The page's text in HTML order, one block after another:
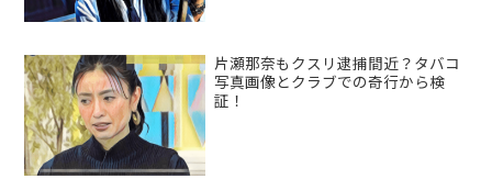
片瀬那奈もクスリ逮捕間近？タバコ
写真画像とクラブでの奇行から検
証！